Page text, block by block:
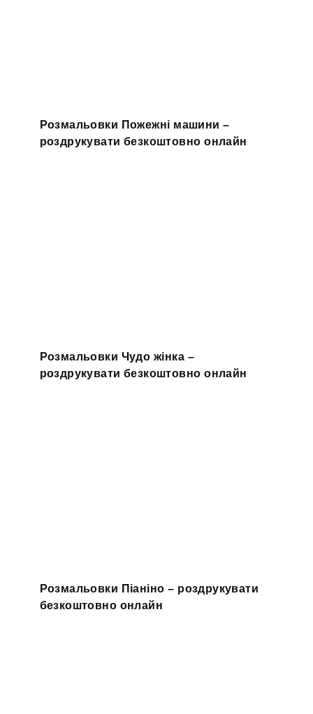
Розмальовки Пожежні машини –
роздрукувати безкоштовно онлайн
Розмальовки Чудо жінка –
роздрукувати безкоштовно онлайн
Розмальовки Піаніно – роздрукувати
безкоштовно онлайн